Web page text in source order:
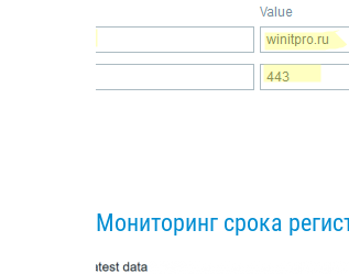
Мониторинг срока